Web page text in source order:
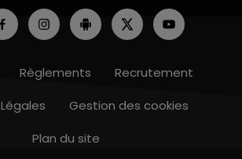
Règlements
Recrutement
Gestion des cookies
Plan du site